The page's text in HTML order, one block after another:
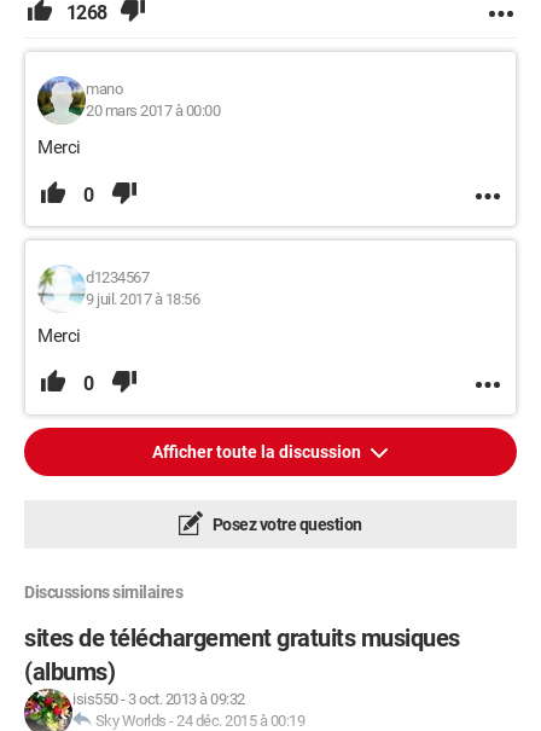
1268
mano
20 mars 2017 à 00:00
Merci
0
d1234567
9 juil. 2017 à 18:56
Merci
0
Afficher toute la discussion
Posez votre question
Discussions similaires
sites de téléchargement gratuits musiques
(albums)
isis550- 3 oct. 2013 à 09:32
Sky Worlds -24 déc. 2015 à 00:19